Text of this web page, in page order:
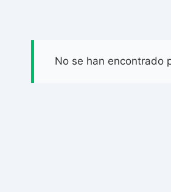
No se han encontrado